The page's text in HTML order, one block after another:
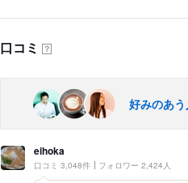
口コミ ？
好みのあ
eihoka
口コミ 3,048件 フォロワー 2,424人